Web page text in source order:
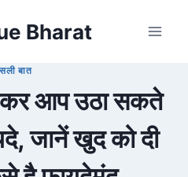
Bharat
बात
आप उठा सकते
जानें खुद को दी